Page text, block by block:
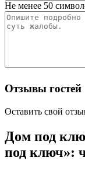
Не менее 50
Отзывы гостей
Оставить свой
Дом под
под ключ»: